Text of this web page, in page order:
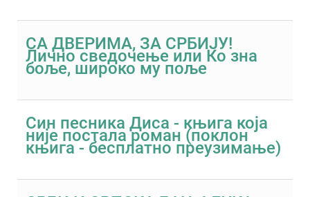
СА ДВЕРИМА, ЗА СРБИЈУ!
Лично сведочење или Ко зна
боље, широко му поље
Син песника Диса - књига која
није постала роман (поклон
књига - бесплатно преузимање)